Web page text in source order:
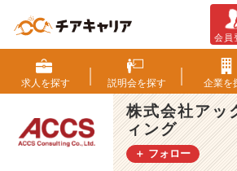
5
卒】
A
C
C
S
社
会員
求人を探す 説明会を探す 企業を
株式会社アッ
ィング
＋ フォロー